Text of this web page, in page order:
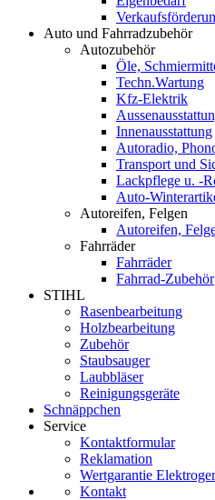
Auto und Fahrradzubehör
Autozubehör
Öle,
Techn.Wartung
Kfz-Elektrik
Innenausstattung
Autoradio,
Transport und
Lackpflege u. -
Auto-
Autoreifen, Felgen
Autoreifen,
Fahrräder
Fahrräder
Fahrrad-Zubehör
STIHL
Rasenbearbeitung
Holzbearbeitung
Zubehör
Staubsauger
Laubbläser
Reinigungsgeräte
Schnäppchen
Service
Kontaktformular
Reklamation
Wertgarantie
Kontakt